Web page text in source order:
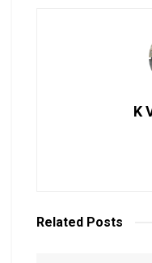
K
Related Posts